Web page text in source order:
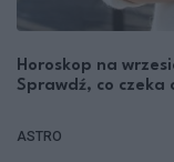
Horoskop na
Sprawdź, co czeka
ASTRO